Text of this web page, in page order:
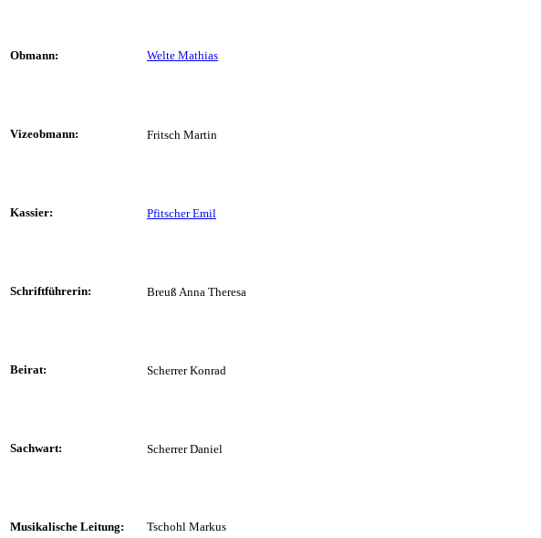
Obmann: Welte Mathias
Vizeobmann: Fritsch Martin
Kassier: Pfitscher Emil
Schriftführerin: Breuß Anna Theresa
Beirat: Scherrer Konrad
Sachwart: Scherrer Daniel
Musikalische Leitung: Tschohl Markus